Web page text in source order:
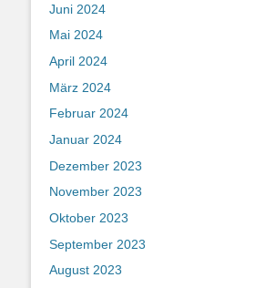
Juni 2024
Mai 2024
April 2024
März 2024
Februar 2024
Januar 2024
Dezember 2023
November 2023
Oktober 2023
September 2023
August 2023